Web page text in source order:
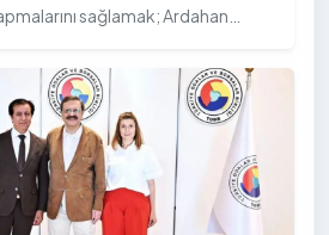
sağlamak; Ardahan
imkânlarını aktarmak üzere Ülke TV
"Genç Vizyon" programına
katıldı.